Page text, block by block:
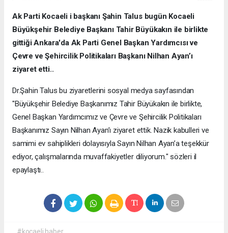
Ak Parti Kocaeli i başkanı Şahin Talus bugün Kocaeli
Büyükşehir Belediye Başkanı Tahir Büyükakın ile birlikte
gittiği Ankara'da Ak Parti Genel Başkan Yardımcısı ve
Çevre ve Şehircilik Politikaları Başkanı Nilhan Ayan’ı
ziyaret etti..
Dr.Şahin Talus bu ziyaretlerini sosyal medya sayfasından
"Büyükşehir Belediye Başkanımız Tahir Büyükakın ile birlikte,
Genel Başkan Yardımcımız ve Çevre ve Şehircilik Politikaları
Başkanımız Sayın Nilhan Ayan’ı ziyaret ettik. Nazik kabulleri ve
samimi ev sahiplikleri dolayısıyla Sayın Nilhan Ayan’a teşekkür
ediyor, çalışmalarında muvaffakiyetler diliyorum." sözleri il
epaylaştı..
#kocaeli haber